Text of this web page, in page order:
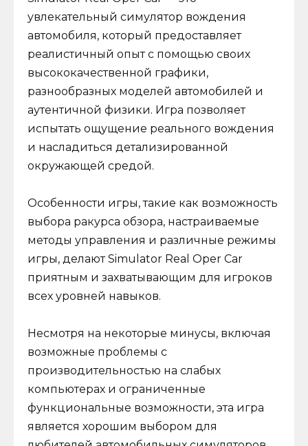
увлекательный симулятор вождения
автомобиля, который предоставляет
реалистичный опыт с помощью своих
высококачественной графики,
разнообразных моделей автомобилей и
аутентичной физики. Игра позволяет
испытать ощущение реального вождения
и насладиться детализированной
окружающей средой.
Особенности игры, такие как возможность
выбора ракурса обзора, настраиваемые
методы управления и различные режимы
игры, делают Simulator Real Oper Car
приятным и захватывающим для игроков
всех уровней навыков.
Несмотря на некоторые минусы, включая
возможные проблемы с
производительностью на слабых
компьютерах и ограниченные
функциональные возможности, эта игра
является хорошим выбором для